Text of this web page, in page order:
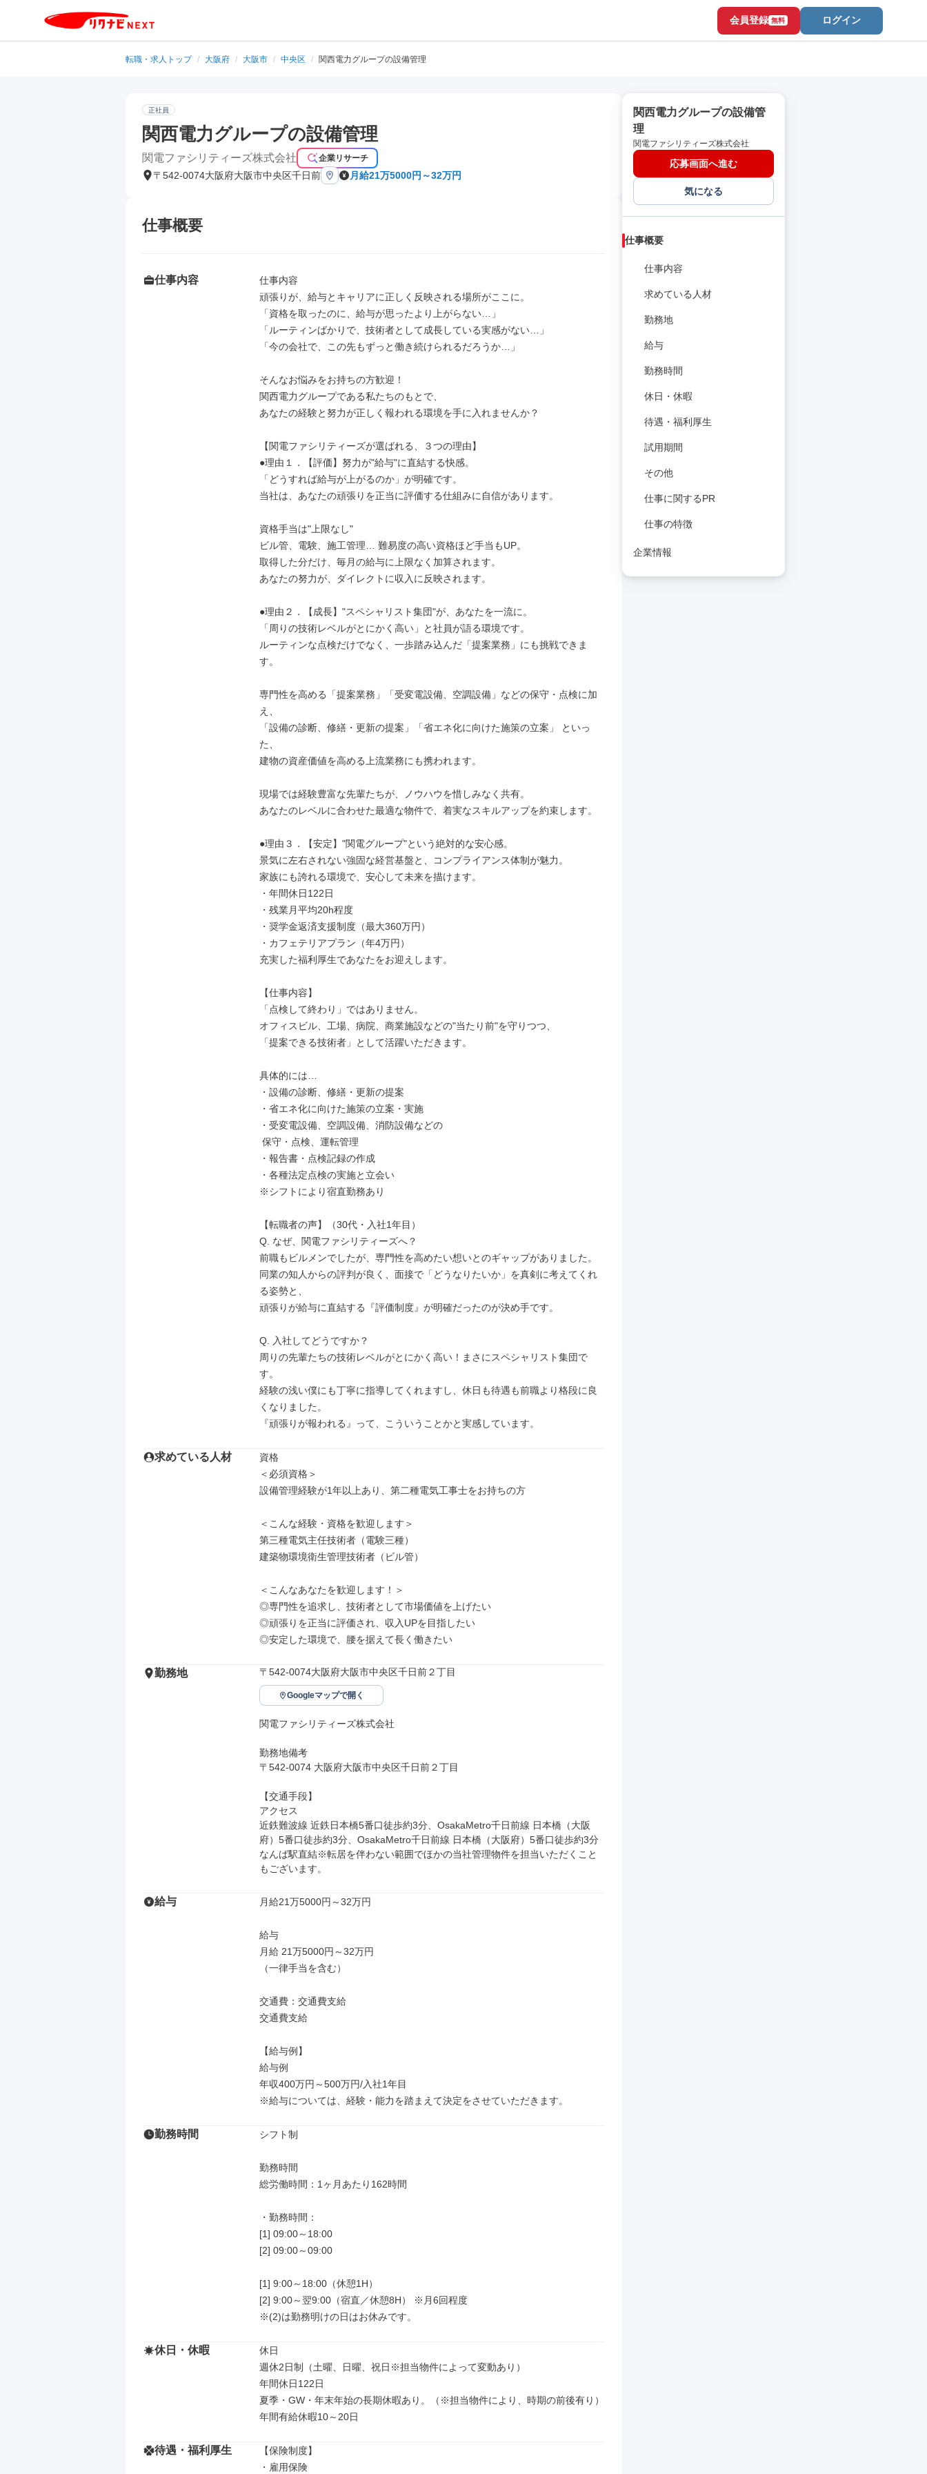
会員登録 無料 ログイン
転職・求人トップ / 大阪府 / 大阪市 / 中央区 / 関西電力グループの設備管理
正社員
関西電力グループの設備管理
関電ファシリティーズ株式会社 企業リサーチ
〒542-0074大阪府大阪市中央区千日前 月給21万5000円～32万円
仕事概要
仕事内容
仕事内容
頑張りが、給与とキャリアに正しく反映される場所がここに。
「資格を取ったのに、給与が思ったより上がらない…」
「ルーティンばかりで、技術者として成長している実感がない…」
「今の会社で、この先もずっと働き続けられるだろうか…」
そんなお悩みをお持ちの方歓迎！
関西電力グループである私たちのもとで、
あなたの経験と努力が正しく報われる環境を手に入れませんか？
【関電ファシリティーズが選ばれる、３つの理由】
●理由１．【評価】努力が"給与"に直結する快感。
「どうすれば給与が上がるのか」が明確です。
当社は、あなたの頑張りを正当に評価する仕組みに自信があります。
資格手当は"上限なし"
ビル管、電験、施工管理… 難易度の高い資格ほど手当もUP。
取得した分だけ、毎月の給与に上限なく加算されます。
あなたの努力が、ダイレクトに収入に反映されます。
●理由２．【成長】"スペシャリスト集団"が、あなたを一流に。
「周りの技術レベルがとにかく高い」と社員が語る環境です。
ルーティンな点検だけでなく、一歩踏み込んだ「提案業務」にも挑戦できま
す。
専門性を高める「提案業務」「受変電設備、空調設備」などの保守・点検に加
え、
「設備の診断、修繕・更新の提案」「省エネ化に向けた施策の立案」 といっ
た、
建物の資産価値を高める上流業務にも携われます。
現場では経験豊富な先輩たちが、ノウハウを惜しみなく共有。
あなたのレベルに合わせた最適な物件で、着実なスキルアップを約束します。
●理由３．【安定】"関電グループ"という絶対的な安心感。
景気に左右されない強固な経営基盤と、コンプライアンス体制が魅力。
家族にも誇れる環境で、安心して未来を描けます。
・年間休日122日
・残業月平均20h程度
・奨学金返済支援制度（最大360万円）
・カフェテリアプラン（年4万円）
充実した福利厚生であなたをお迎えします。
【仕事内容】
「点検して終わり」ではありません。
オフィスビル、工場、病院、商業施設などの"当たり前"を守りつつ、
「提案できる技術者」として活躍いただきます。
具体的には…
・設備の診断、修繕・更新の提案
・省エネ化に向けた施策の立案・実施
・受変電設備、空調設備、消防設備などの
・報告書・点検記録の作成
・各種法定点検の実施と立会い
※シフトにより宿直勤務あり
【転職者の声】（30代・入社1年目）
Q. なぜ、関電ファシリティーズへ？
前職もビルメンでしたが、専門性を高めたい想いとのギャップがありました。
同業の知人からの評判が良く、面接で「どうなりたいか」を真剣に考えてくれ
る姿勢と、
頑張りが給与に直結する『評価制度』が明確だったのが決め手です。
Q. 入社してどうですか？
周りの先輩たちの技術レベルがとにかく高い！まさにスペシャリスト集団で
す。
経験の浅い僕にも丁寧に指導してくれますし、休日も待遇も前職より格段に良
くなりました。
『頑張りが報われる』って、こういうことかと実感しています。
求めている人材
資格
＜必須資格＞
設備管理経験が1年以上あり、第二種電気工事士をお持ちの方
＜こんな経験・資格を歓迎します＞
第三種電気主任技術者（電験三種）
建築物環境衛生管理技術者（ビル管）
＜こんなあなたを歓迎します！＞
◎専門性を追求し、技術者として市場価値を上げたい
◎頑張りを正当に評価され、収入UPを目指したい
◎安定した環境で、腰を据えて長く働きたい
勤務地 〒542-0074大阪府大阪市中央区千日前２丁目
Googleマップで開く
関電ファシリティーズ株式会社
勤務地備考
〒542-0074 大阪府大阪市中央区千日前２丁目
【交通手段】
アクセス
近鉄難波線 近鉄日本橋5番口徒歩約3分、OsakaMetro千日前線 日本橋（大阪
府）5番口徒歩約3分、OsakaMetro千日前線 日本橋（大阪府）5番口徒歩約3分
なんば駅直結※転居を伴わない範囲でほかの当社管理物件を担当いただくこと
もございます。
給与 月給21万5000円～32万円
給与
月給 21万5000円～32万円
（一律手当を含む）
交通費：交通費支給
交通費支給
【給与例】
給与例
年収400万円～500万円/入社1年目
※給与については、経験・能力を踏まえて決定をさせていただきます。
勤務時間 シフト制
勤務時間
総労働時間：1ヶ月あたり162時間
・勤務時間：
[1] 09:00～18:00
[2] 09:00～09:00
[1] 9:00～18:00（休憩1H）
[2] 9:00～翌9:00（宿直／休憩8H） ※月6回程度
※(2)は勤務明けの日はお休みです。
休日・休暇
休日
週休2日制（土曜、日曜、祝日※担当物件によって変動あり）
年間休日122日
夏季・GW・年末年始の長期休暇あり。（※担当物件により、時期の前後有り）
年間有給休暇10～20日
待遇・福利厚生
【保険制度】
・雇用保険
関西電力グループの設備管
理
関電ファシリティーズ株式会社
応募画面へ進む
気になる
仕事概要
仕事内容
求めている人材
勤務地
給与
勤務時間
休日・休暇
待遇・福利厚生
試用期間
その他
仕事に関するPR
仕事の特徴
企業情報